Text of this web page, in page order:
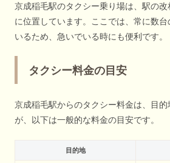
京成稲毛駅のタクシー乗り場は、駅の
に位置しています。ここでは、常に数
いるため、急いでいる時にも便利です。
タクシー料金の目安
京成稲毛駅からのタクシー料金は、目
が、以下は一般的な料金の目安です。
目的地